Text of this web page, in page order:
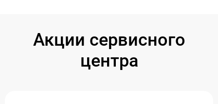
Акции сервисного
центра